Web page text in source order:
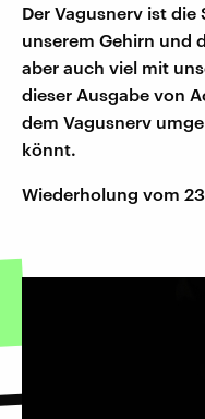
Der Vagusnerv ist
unserem Gehirn und
aber auch viel mit
dieser Ausgabe von
dem Vagusnerv
könnt.
Wiederholung vom